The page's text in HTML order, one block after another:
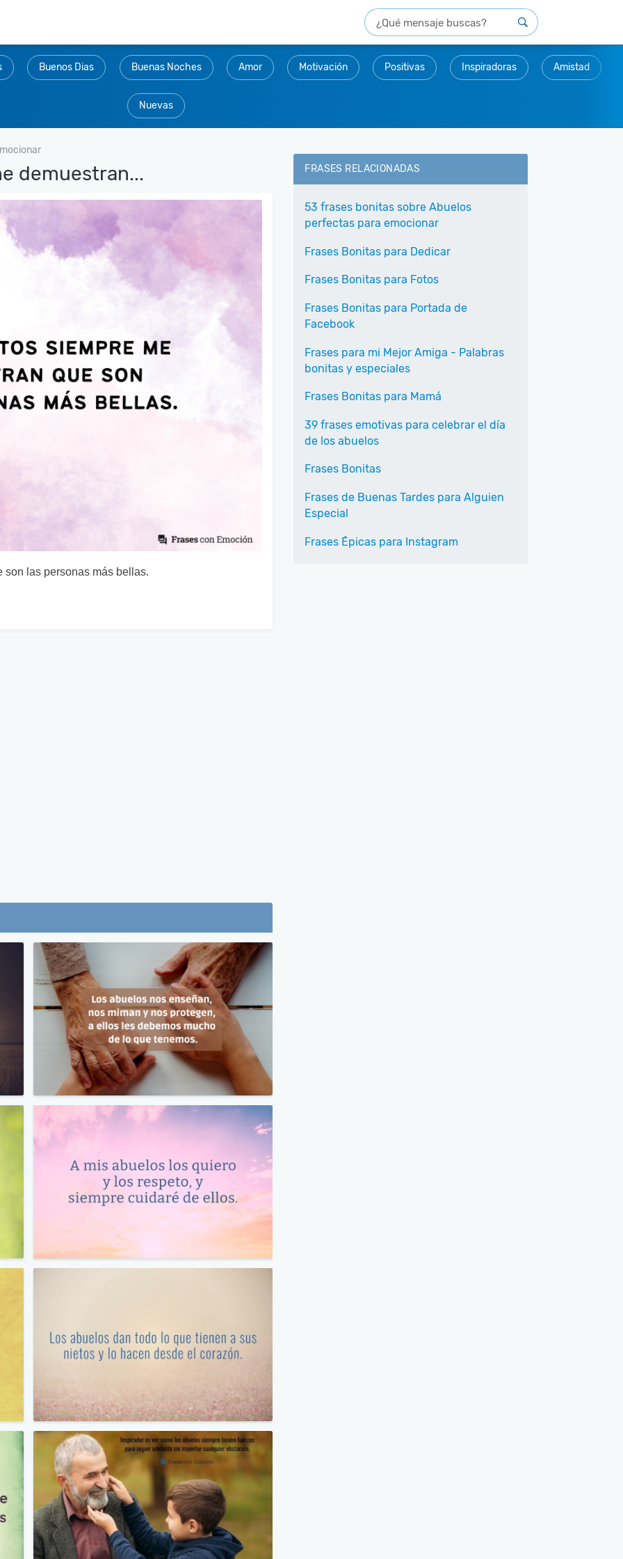
Buenos Dias Buenas Noches Amor Motivación Positivas Inspiradoras Amistad
Nuevas
demuestran...
son las personas más bellas.
FRASES RELACIONADAS
53 frases bonitas sobre Abuelos
perfectas para emocionar
Frases Bonitas para Dedicar
Frases Bonitas para Fotos
Frases Bonitas para Portada de
Facebook
Frases para mi Mejor Amiga - Palabras
bonitas y especiales
Frases Bonitas para Mamá
39 frases emotivas para celebrar el día
de los abuelos
Frases Bonitas
Frases de Buenas Tardes para Alguien
Especial
Frases Épicas para Instagram